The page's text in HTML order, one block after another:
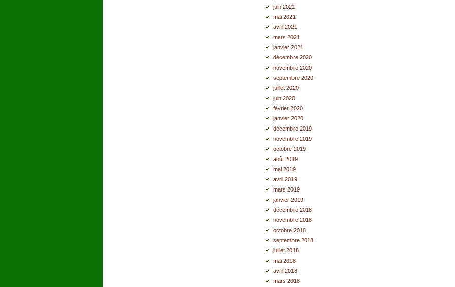
juin 2021
mai 2021
avril 2021
mars 2021
janvier 2021
décembre 2020
novembre 2020
septembre 2020
juillet 2020
juin 2020
février 2020
janvier 2020
décembre 2019
novembre 2019
octobre 2019
août 2019
mai 2019
avril 2019
mars 2019
janvier 2019
décembre 2018
novembre 2018
octobre 2018
septembre 2018
juillet 2018
mai 2018
avril 2018
mars 2018